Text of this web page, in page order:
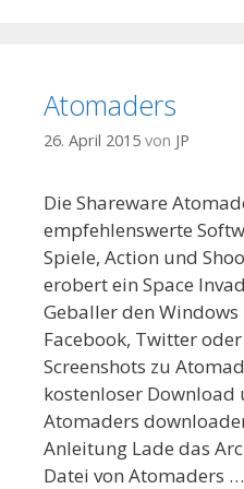
Atomaders
26. April 2015 von JP
Die Shareware
empfehlenswerte
Spiele, Action und
erobert ein Space
Geballer den
Facebook, Twitter
Screenshots zu
kostenloser
Atomaders
Anleitung Lade das
Datei von Atomaders …